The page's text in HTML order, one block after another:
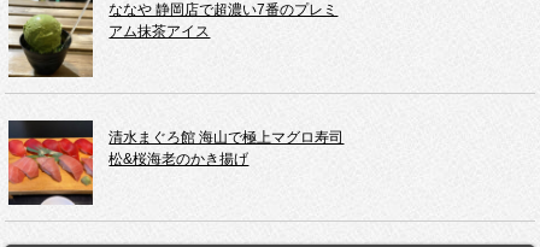
ななや 静岡店で超濃い7番のプレミ
アム抹茶アイス
清水まぐろ館 海山で極上マグロ寿司
松&桜海老のかき揚げ